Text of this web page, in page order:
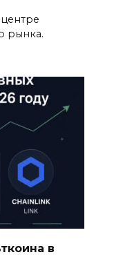
рынка.
в